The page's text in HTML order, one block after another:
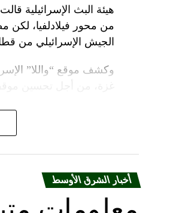
هيئة البث الإسرائيلية
من محور فيلادلفيا،
الجيش الإسرائيلي من
وكشف موقع “واللا”
وأشارت مصادر الموقع
لكن موقع “واللا” أوضح
القتال ضد حماس، وعدم
ووسط هذا المشهد، يأتي
أخبار الشرق الأوسط